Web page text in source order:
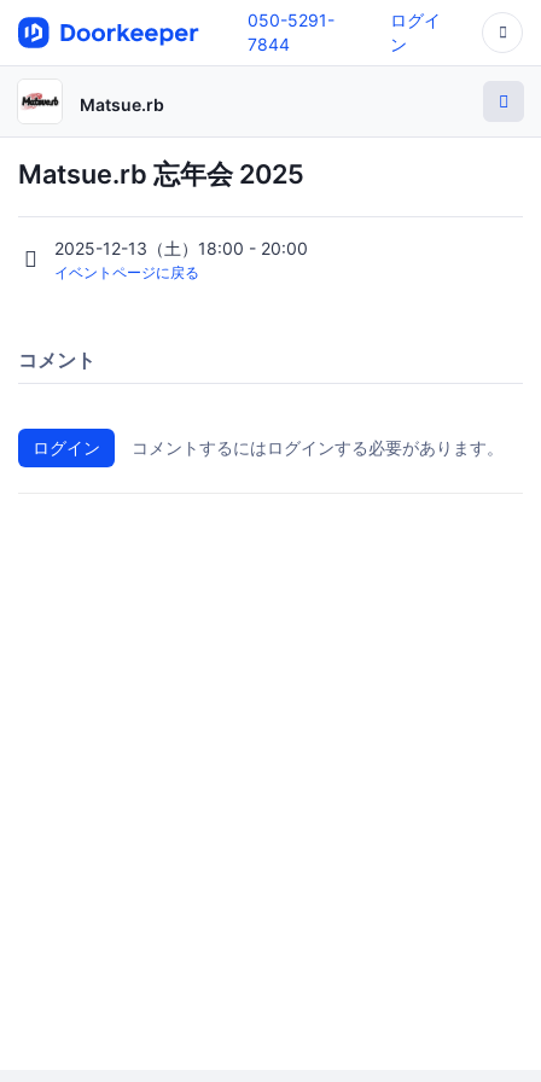
050-5291-
7844
ログイ
ン
Matsue.rb
Matsue.rb 忘年会 2025
2025-12-13（土）18:00 - 20:00
イベントページに戻る
コメント
ログイン コメントするにはログインする必要があります。